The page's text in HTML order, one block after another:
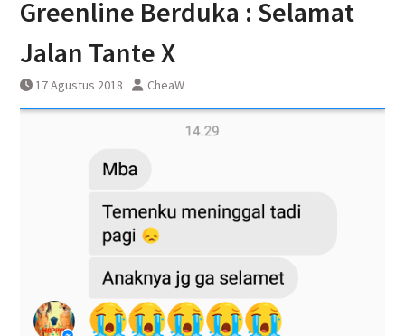
DAWONSYS
Greenline Berduka : Selamat
Jalan Tante X
17 Agustus 2018 CheaW